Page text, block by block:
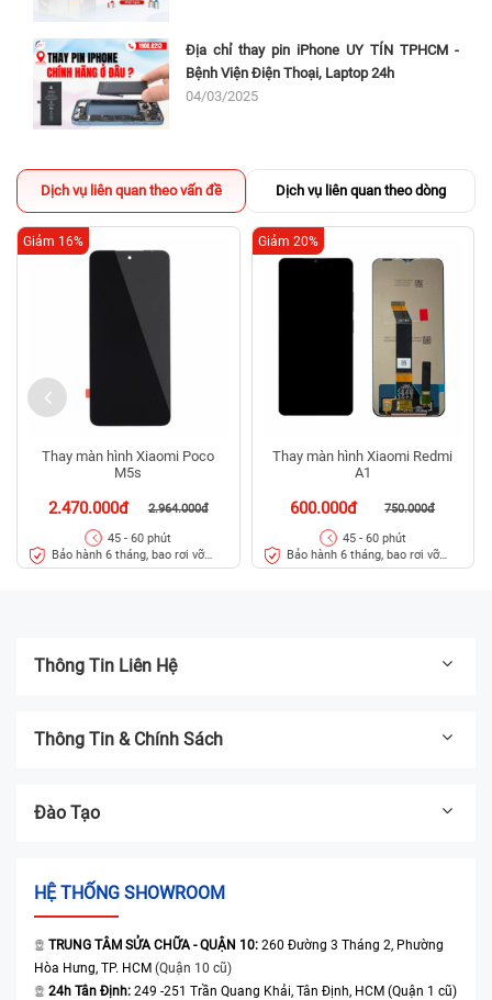
Địa chỉ thay pin iPhone UY TÍN TPHCM -
Bệnh Viện Điện Thoại, Laptop 24h
04/03/2025
Dịch vụ liên quan theo vấn đề Dịch vụ liên quan theo dòng
Thay màn hình Xiaomi Poco
M5s
2.470.000đ 2.964.000đ
Giảm 16%
45 - 60 phút
Bảo hành 6 tháng, bao rơi vỡ
kính
Thay màn hình Xiaomi Redmi
A1
600.000đ 750.000đ
Giảm 20%
45 - 60 phút
Bảo hành 6 tháng, bao rơi vỡ
kính
Thông Tin Liên Hệ
Thông Tin & Chính Sách
Đào Tạo
HỆ THỐNG SHOWROOM
TRUNG TÂM SỬA CHỮA - QUẬN 10: 260 Đường 3 Tháng 2, Phường
Hòa Hưng, TP. HCM (Quận 10 cũ)
24h Tân Định: 249 -251 Trần Quang Khải, Tân Định, HCM (Quận 1 cũ)